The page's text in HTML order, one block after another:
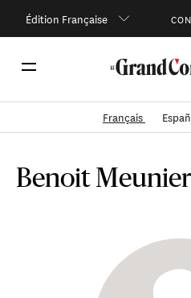
Édition Française
Français
Benoit Meunier